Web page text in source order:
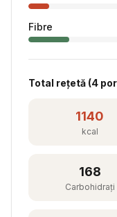
Fibre
Total rețetă (4
1140
kcal
168
Carbohidrați